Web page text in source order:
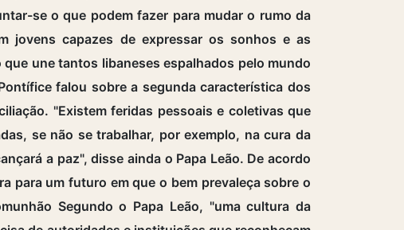
se o que podem fazer para mudar o rumo da
jovens capazes de expressar os sonhos e as
une tantos libaneses espalhados pelo mundo
falou sobre a segunda característica dos
"Existem feridas pessoais e coletivas que
se não se trabalhar, por exemplo, na cura da
a paz", disse ainda o Papa Leão. De acordo
para um futuro em que o bem prevaleça sobre o
Segundo o Papa Leão, "uma cultura da